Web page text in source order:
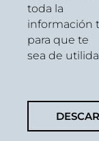
toda la
información
para que te
sea de